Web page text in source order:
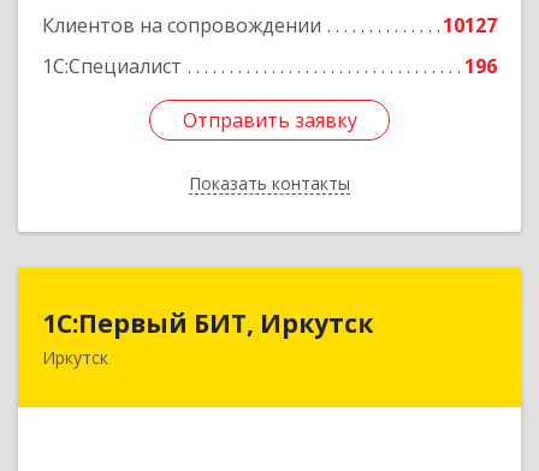
Клиентов на сопровождении
10127
1С:Специалист
196
Отправить заявку
Показать контакты
Отправить заявку
Назад
1С:Первый БИТ, Иркутск
Иркутск
1С:Первый БИТ, Иркутск
664007, Иркутская обл, Иркутск г, Декабрьских